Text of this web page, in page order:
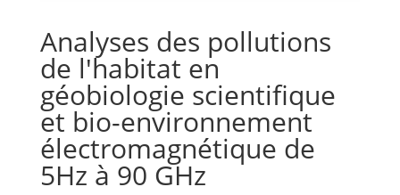
Analyses des pollutions
de l'habitat en
géobiologie scientifique
et bio-environnement
électromagnétique de
5Hz à 90 GHz